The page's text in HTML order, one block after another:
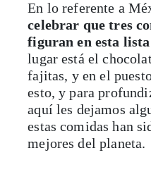
En lo referente a
celebrar que tres
figuran en esta
lugar está el
fajitas, y en el
esto, y para
aquí les dejamos
estas comidas han
mejores del planeta.